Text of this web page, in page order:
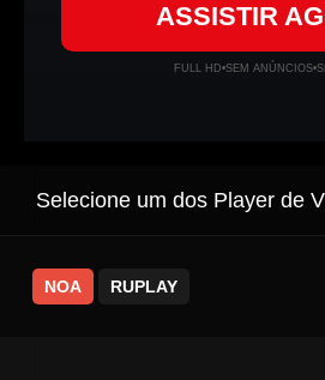
ASSISTIR
FULL HD•SEM ANÚNCIOS•
Selecione um dos Player de
NOA RUPLAY